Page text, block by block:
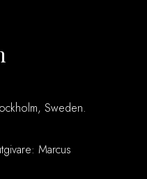
Sweden.
Marcus